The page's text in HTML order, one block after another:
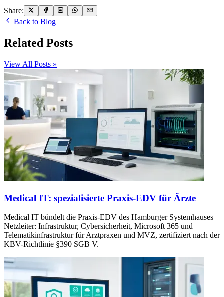
Share:
Back to Blog
Related Posts
View All Posts »
Medical IT: spezialisierte Praxis-EDV für Ärzte
Medical IT bündelt die Praxis-EDV des Hamburger Systemhauses
Netzleiter: Infrastruktur, Cybersicherheit, Microsoft 365 und
Telematikinfrastruktur für Arztpraxen und MVZ, zertifiziert nach der
KBV-Richtlinie §390 SGB V.